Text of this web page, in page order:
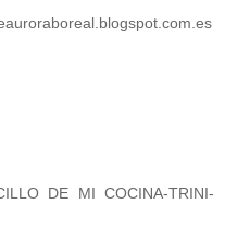
DE MI COCINA-TRINI-